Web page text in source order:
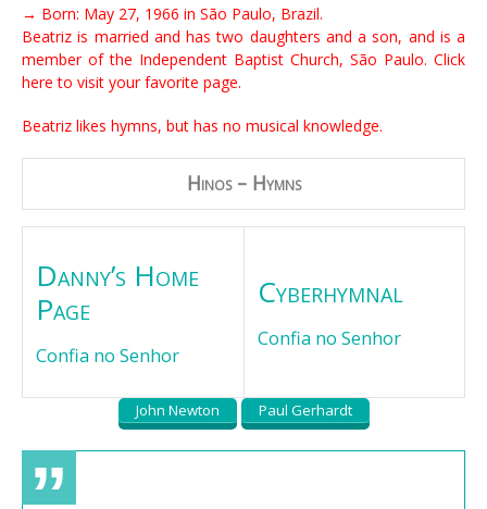
→ Born: May 27, 1966 in São Paulo, Brazil.
Beatriz is married and has two daughters and a son, and is a
member of the Independent Baptist Church, São Paulo. Click
here to visit your favorite page.
Beatriz likes hymns, but has no musical knowledge.
Hinos – Hymns
Danny’s Home
Page
Confia no Senhor
Cyberhymnal
Confia no Senhor
John Newton Paul Gerhardt